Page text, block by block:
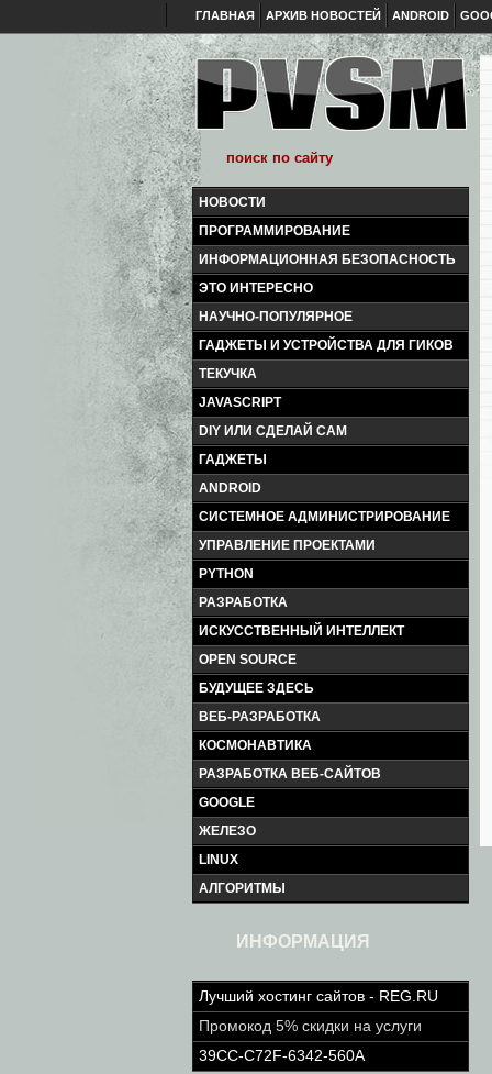
ГЛАВНАЯ АРХИВ НОВОСТЕЙ ANDROID
НОВОСТИ
ПРОГРАММИРОВАНИЕ
ИНФОРМАЦИОННАЯ БЕЗОПАСНОСТЬ
ЭТО ИНТЕРЕСНО
НАУЧНО-ПОПУЛЯРНОЕ
ГАДЖЕТЫ И УСТРОЙСТВА ДЛЯ ГИКОВ
ТЕКУЧКА
JAVASCRIPT
DIY ИЛИ СДЕЛАЙ САМ
ГАДЖЕТЫ
ANDROID
СИСТЕМНОЕ АДМИНИСТРИРОВАНИЕ
УПРАВЛЕНИЕ ПРОЕКТАМИ
PYTHON
РАЗРАБОТКА
ИСКУССТВЕННЫЙ ИНТЕЛЛЕКТ
OPEN SOURCE
БУДУЩЕЕ ЗДЕСЬ
ВЕБ-РАЗРАБОТКА
КОСМОНАВТИКА
РАЗРАБОТКА ВЕБ-САЙТОВ
GOOGLE
ЖЕЛЕЗО
LINUX
АЛГОРИТМЫ
ИНФОРМАЦИЯ
Лучший хостинг сайтов - REG.RU
Промокод 5% скидки на услуги
39CC-C72F-6342-560A